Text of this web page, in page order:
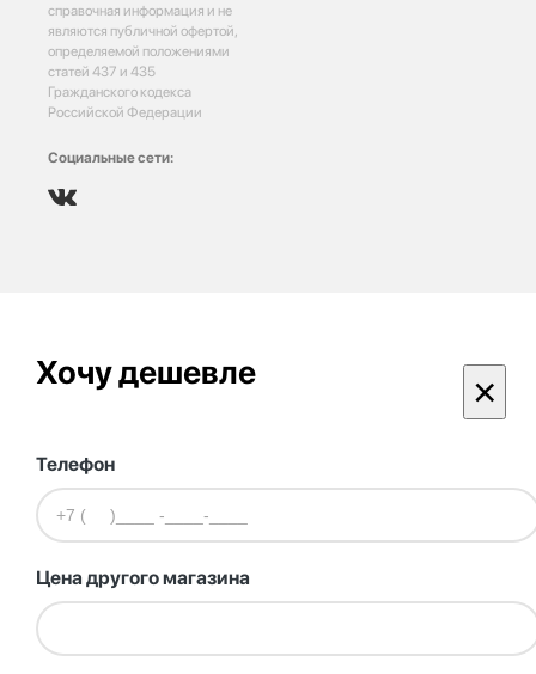
справочная информация и не
являются публичной офертой,
определяемой положениями
статей 437 и 435
Гражданского кодекса
Российской Федерации
Социальные сети:
Хочу дешевле ×
Телефон
Цена другого магазина